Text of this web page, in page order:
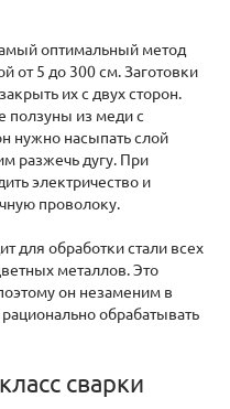
оптимальный метод
от 5 до 300 см. Заготовки
их с двух сторон.
ползуны из меди с
нужно насыпать слой
разжечь дугу. При
электричество и
проволоку.
для обработки стали всех
металлов. Это
он незаменим в
обрабатывать
сварки